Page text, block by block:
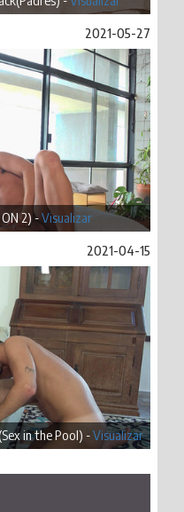
2021-05-27
2) -Visualizar
2021-04-15
in the Pool) -Visualizar